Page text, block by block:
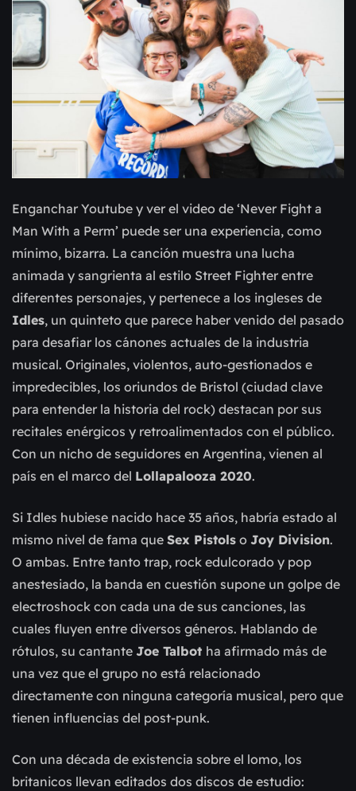
Enganchar Youtube y ver el video de ‘Never Fight a
Man With a Perm’ puede ser una experiencia, como
mínimo, bizarra. La canción muestra una lucha
animada y sangrienta al estilo Street Fighter entre
diferentes personajes, y pertenece a los ingleses de
Idles, un quinteto que parece haber venido del pasado
para desafiar los cánones actuales de la industria
musical. Originales, violentos, auto-gestionados e
impredecibles, los oriundos de Bristol (ciudad clave
para entender la historia del rock) destacan por sus
recitales enérgicos y retroalimentados con el público.
Con un nicho de seguidores en Argentina, vienen al
país en el marco del Lollapalooza 2020.
Si Idles hubiese nacido hace 35 años, habría estado al
mismo nivel de fama que Sex Pistols o Joy Division.
O ambas. Entre tanto trap, rock edulcorado y pop
anestesiado, la banda en cuestión supone un golpe de
electroshock con cada una de sus canciones, las
cuales fluyen entre diversos géneros. Hablando de
rótulos, su cantante Joe Talbot ha afirmado más de
una vez que el grupo no está relacionado
directamente con ninguna categoría musical, pero que
tienen influencias del post-punk.
Con una década de existencia sobre el lomo, los
britanicos llevan editados dos discos de estudio: